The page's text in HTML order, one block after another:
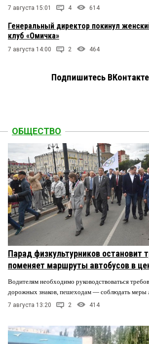
7 августа 15:01 4 614
Генеральный директор покинул
клуб «Омичка»
7 августа 14:00 2 464
Подпишитесь
ОБЩЕСТВО
Парад физкультурников остановит
поменяет маршруты автобусов в
Водителям необходимо руководствоваться
дорожных знаков, пешеходам — соблюдать меры
7 августа 13:20 2 414